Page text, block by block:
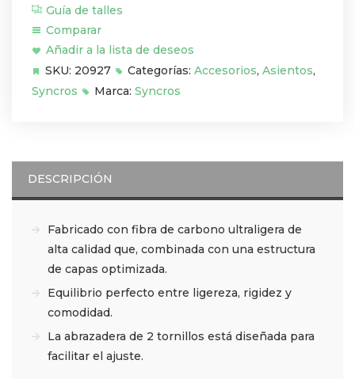
8
+
7-
11
Speed
Guía de talles
Comparar
Añadir a la lista de deseos
SKU: 20927 Categorías: Accesorios, Asientos,
Syncros
Marca: Syncros
DESCRIPCIÓN
Fabricado con fibra de carbono ultraligera de
alta calidad que, combinada con una estructura
de capas optimizada.
Equilibrio perfecto entre ligereza, rigidez y
comodidad.
La abrazadera de 2 tornillos está diseñada para
facilitar el ajuste.